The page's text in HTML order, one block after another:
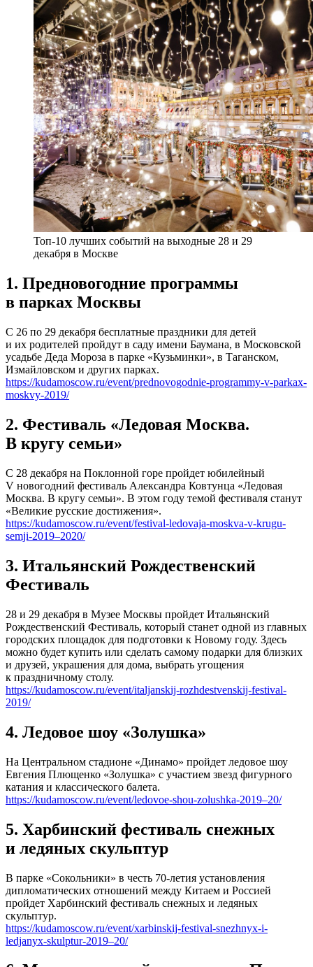
Топ-10 лучших событий на выходные 28 и 29
декабря в Москве
1. Предновогодние программы
в парках Москвы
С 26 по 29 декабря бесплатные праздники для детей
и их родителей пройдут в саду имени Баумана, в Московской
усадьбе Деда Мороза в парке «Кузьминки», в Таганском,
Измайловском и других парках.
https://kudamoscow.ru/event/prednovogodnie-programmy-v-parkax-
moskvy-2019/
2. Фестиваль «Ледовая Москва.
В кругу семьи»
С 28 декабря на Поклонной горе пройдет юбилейный
V новогодний фестиваль Александра Ковтунца «Ледовая
Москва. В кругу семьи». В этом году темой фестиваля станут
«Великие русские достижения».
https://kudamoscow.ru/event/festival-ledovaja-moskva-v-krugu-
semji-2019–2020/
3. Итальянский Рождественский
Фестиваль
28 и 29 декабря в Музее Москвы пройдет Итальянский
Рождественский Фестиваль, который станет одной из главных
городских площадок для подготовки к Новому году. Здесь
можно будет купить или сделать самому подарки для близких
и друзей, украшения для дома, выбрать угощения
к праздничному столу.
https://kudamoscow.ru/event/italjanskij-rozhdestvenskij-festival-
2019/
4. Ледовое шоу «Золушка»
На Центральном стадионе «Динамо» пройдет ледовое шоу
Евгения Плющенко «Золушка» с участием звезд фигурного
катания и классического балета.
https://kudamoscow.ru/event/ledovoe-shou-zolushka-2019–20/
5. Харбинский фестиваль снежных
и ледяных скульптур
В парке «Сокольники» в честь 70-летия установления
дипломатических отношений между Китаем и Россией
пройдет Харбинский фестиваль снежных и ледяных
скульптур.
https://kudamoscow.ru/event/xarbinskij-festival-snezhnyx-i-
ledjanyx-skulptur-2019–20/